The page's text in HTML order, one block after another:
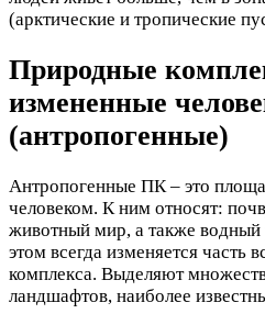
(арктические и тропические
Природные
измененные
(антропогенные)
Антропогенные ПК – это
человеком. К ним относят:
животный мир, а также
этом всегда изменяется часть
комплекса. Выделяют
ландшафтов, наиболее